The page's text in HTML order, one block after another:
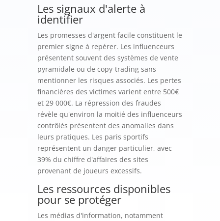
Les signaux d'alerte à
identifier
Les promesses d'argent facile constituent le
premier signe à repérer. Les influenceurs
présentent souvent des systèmes de vente
pyramidale ou de copy-trading sans
mentionner les risques associés. Les pertes
financières des victimes varient entre 500€
et 29 000€. La répression des fraudes
révèle qu'environ la moitié des influenceurs
contrôlés présentent des anomalies dans
leurs pratiques. Les paris sportifs
représentent un danger particulier, avec
39% du chiffre d'affaires des sites
provenant de joueurs excessifs.
Les ressources disponibles
pour se protéger
Les médias d'information, notamment